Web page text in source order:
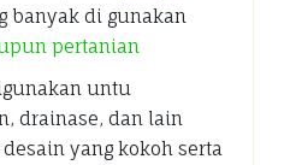
banyak di gunakan
pertanian
untu
drainase, dan lain
yang kokoh serta